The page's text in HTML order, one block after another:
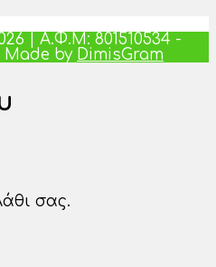
| Α.Φ.Μ: 801510534 -
Made by DimisGram
σας.